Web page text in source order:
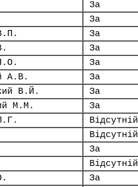
За
За
За
За
За
А.В.
За
В.Й.
За
М.М.
За
Відсутній
Відсутній
За
Відсутній
За